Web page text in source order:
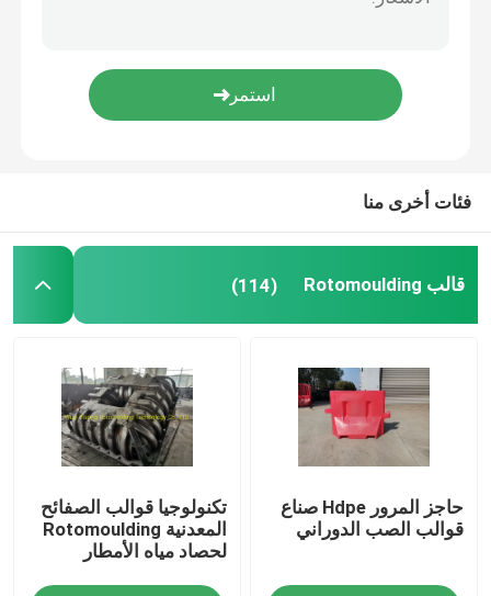
آلة صب الدوران الدائري
آلة تحبيب إعادة تدوير البلاستيك
كسارة نفايات البلاستيك
تقطيع نفايات البلاستيك
منتجات روتو المقولبة
المعدات المساعدة
فئات أخرى منا
قالب Rotomoulding (114)
حاجز المرور Hdpe صناع
قوالب الصب الدوراني
تكنولوجيا قوالب الصفائح
المعدنية Rotomoulding
لحصاد مياه الأمطار